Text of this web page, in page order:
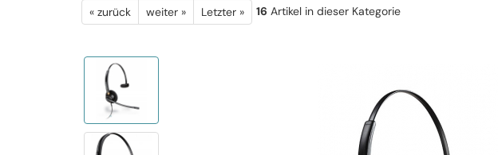
« zurück weiter » Letzter » 16 Artikel in dieser Kategorie